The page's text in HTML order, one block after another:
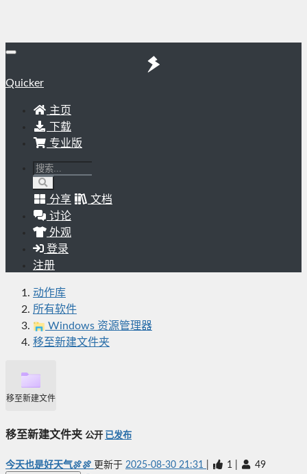
Quicker
主页
下载
专业版
分享
文档
讨论
外观
登录
注册
动作库
所有软件
Windows 资源管理器
移至新建文件夹
移至新建文件夹
移至新建文件夹 公开 已发布
今天也是好天气🍖🍖 更新于 2025-08-30 21:31 1 49